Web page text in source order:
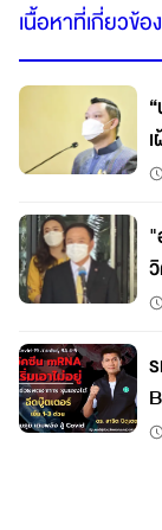
เนื้อหาที่เกี่ยวข้อง